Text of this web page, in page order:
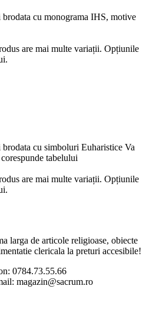
cu monograma IHS, motive
are mai multe variații. Opțiunile
cu simboluri Euharistice Va
tabelului
are mai multe variații. Opțiunile
larga de articole religioase, obiecte
clericala la preturi accesibile!
0784.73.55.66
magazin@sacrum.ro